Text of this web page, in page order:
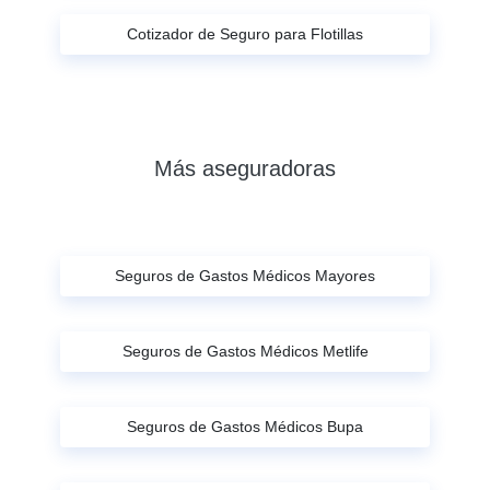
Cotizador de Seguro para Flotillas
Más aseguradoras
Seguros de Gastos Médicos Mayores
Seguros de Gastos Médicos Metlife
Seguros de Gastos Médicos Bupa